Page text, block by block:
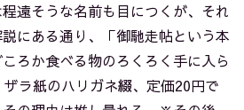
遠そうな名前も目につくが、それ
にある通り、「御馳走帖という本
ろか食べる物のろくろく手に入ら
ラ紙のハリガネ綴、定価20円で